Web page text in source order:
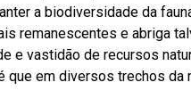
a biodiversidade da
remanescentes e abriga
e vastidão de recursos
que em diversos trechos da